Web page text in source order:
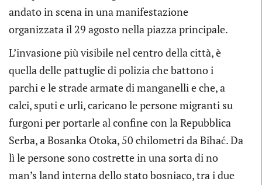
andato in scena in una manifestazione
organizzata il 29 agosto nella piazza principale.
L’invasione più visibile nel centro della città, è
quella delle pattuglie di polizia che battono i
parchi e le strade armate di manganelli e che, a
calci, sputi e urli, caricano le persone migranti su
furgoni per portarle al confine con la Repubblica
Serba, a Bosanka Otoka, 50 chilometri da Bihać. Da
lì le persone sono costrette in una sorta di no
man’s land interna dello stato bosniaco, tra i due